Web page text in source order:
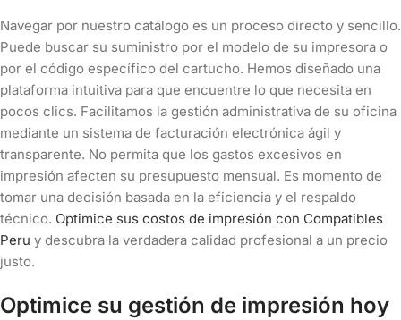
Navegar por nuestro catálogo es un proceso directo y sencillo.
Puede buscar su suministro por el modelo de su impresora o
por el código específico del cartucho. Hemos diseñado una
plataforma intuitiva para que encuentre lo que necesita en
pocos clics. Facilitamos la gestión administrativa de su oficina
mediante un sistema de facturación electrónica ágil y
transparente. No permita que los gastos excesivos en
impresión afecten su presupuesto mensual. Es momento de
tomar una decisión basada en la eficiencia y el respaldo
técnico. Optimice sus costos de impresión con Compatibles
Peru y descubra la verdadera calidad profesional a un precio
justo.
Optimice su gestión de impresión hoy